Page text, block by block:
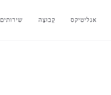
שירותים קְבוּצָה אנליטיקס